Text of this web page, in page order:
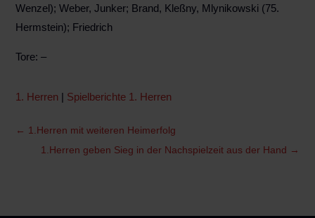
Wenzel); Weber, Junker; Brand, Kleßny, Mlynikowski (75.
Hermstein); Friedrich
Tore: –
1. Herren | Spielberichte 1. Herren
← 1.Herren mit weiteren Heimerfolg
1.Herren geben Sieg in der Nachspielzeit aus der Hand →